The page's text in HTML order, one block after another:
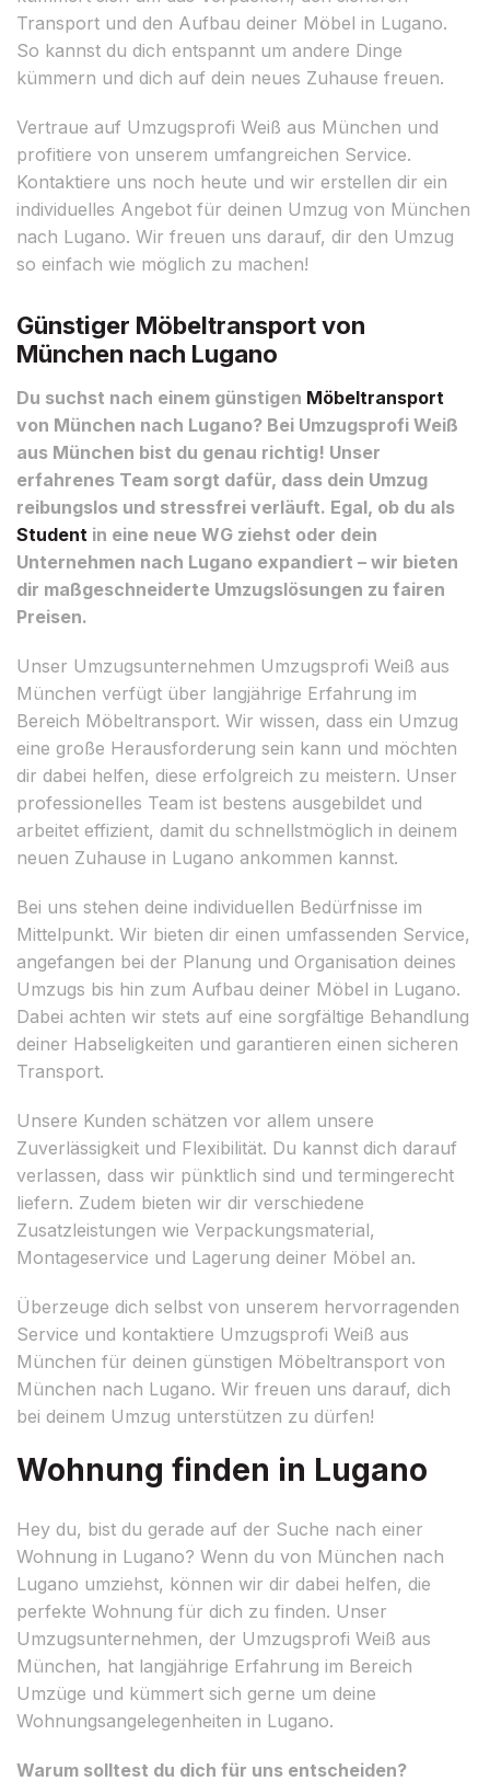
Transport und den Aufbau deiner Möbel in Lugano.
So kannst du dich entspannt um andere Dinge
kümmern und dich auf dein neues Zuhause freuen.
Vertraue auf Umzugsprofi Weiß aus München und
profitiere von unserem umfangreichen Service.
Kontaktiere uns noch heute und wir erstellen dir ein
individuelles Angebot für deinen Umzug von München
nach Lugano. Wir freuen uns darauf, dir den Umzug
so einfach wie möglich zu machen!
Günstiger Möbeltransport von
München nach Lugano
Du suchst nach einem günstigen Möbeltransport
von München nach Lugano? Bei Umzugsprofi Weiß
aus München bist du genau richtig! Unser
erfahrenes Team sorgt dafür, dass dein Umzug
reibungslos und stressfrei verläuft. Egal, ob du als
Student in eine neue WG ziehst oder dein
Unternehmen nach Lugano expandiert – wir bieten
dir maßgeschneiderte Umzugslösungen zu fairen
Preisen.
Unser Umzugsunternehmen Umzugsprofi Weiß aus
München verfügt über langjährige Erfahrung im
Bereich Möbeltransport. Wir wissen, dass ein Umzug
eine große Herausforderung sein kann und möchten
dir dabei helfen, diese erfolgreich zu meistern. Unser
professionelles Team ist bestens ausgebildet und
arbeitet effizient, damit du schnellstmöglich in deinem
neuen Zuhause in Lugano ankommen kannst.
Bei uns stehen deine individuellen Bedürfnisse im
Mittelpunkt. Wir bieten dir einen umfassenden Service,
angefangen bei der Planung und Organisation deines
Umzugs bis hin zum Aufbau deiner Möbel in Lugano.
Dabei achten wir stets auf eine sorgfältige Behandlung
deiner Habseligkeiten und garantieren einen sicheren
Transport.
Unsere Kunden schätzen vor allem unsere
Zuverlässigkeit und Flexibilität. Du kannst dich darauf
verlassen, dass wir pünktlich sind und termingerecht
liefern. Zudem bieten wir dir verschiedene
Zusatzleistungen wie Verpackungsmaterial,
Montageservice und Lagerung deiner Möbel an.
Überzeuge dich selbst von unserem hervorragenden
Service und kontaktiere Umzugsprofi Weiß aus
München für deinen günstigen Möbeltransport von
München nach Lugano. Wir freuen uns darauf, dich
bei deinem Umzug unterstützen zu dürfen!
Wohnung finden in Lugano
Hey du, bist du gerade auf der Suche nach einer
Wohnung in Lugano? Wenn du von München nach
Lugano umziehst, können wir dir dabei helfen, die
perfekte Wohnung für dich zu finden. Unser
Umzugsunternehmen, der Umzugsprofi Weiß aus
München, hat langjährige Erfahrung im Bereich
Umzüge und kümmert sich gerne um deine
Wohnungsangelegenheiten in Lugano.
Warum solltest du dich für uns entscheiden?